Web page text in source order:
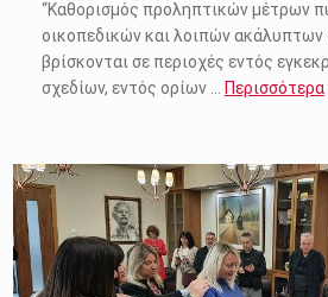
“Καθορισμός προληπτικών μέτρων
οικοπεδικών και λοιπών
βρίσκονται σε περιοχές εντός
σχεδίων, εντός ορίων …
Περισσότερα